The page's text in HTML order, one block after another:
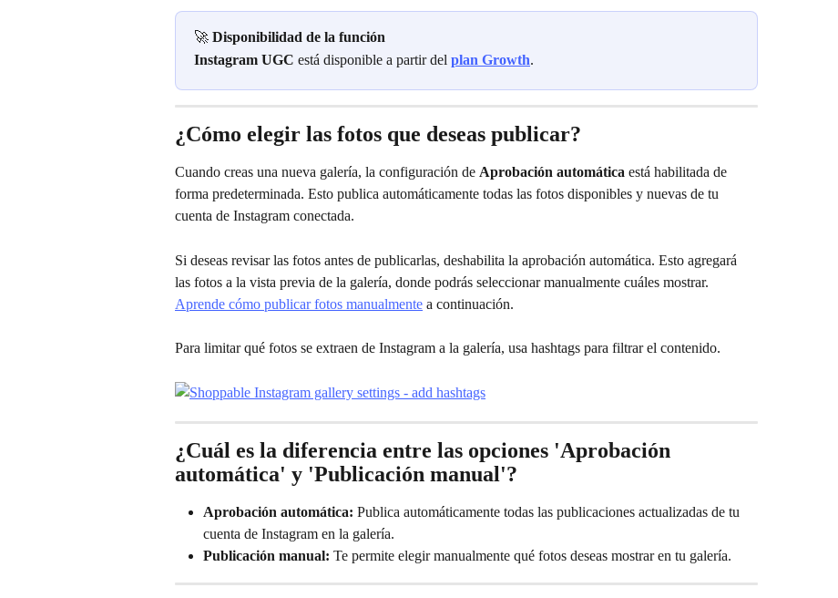
🚀 Disponibilidad de la función
Instagram UGC está disponible a partir del plan Growth.
¿Cómo elegir las fotos que deseas publicar?
Cuando creas una nueva galería, la configuración de Aprobación automática está habilitada de
forma predeterminada. Esto publica automáticamente todas las fotos disponibles y nuevas de tu
cuenta de Instagram conectada.
Si deseas revisar las fotos antes de publicarlas, deshabilita la aprobación automática. Esto agregará
las fotos a la vista previa de la galería, donde podrás seleccionar manualmente cuáles mostrar.
Aprende cómo publicar fotos manualmente a continuación.
Para limitar qué fotos se extraen de Instagram a la galería, usa hashtags para filtrar el contenido.
¿Cuál es la diferencia entre las opciones 'Aprobación
automática' y 'Publicación manual'?
Aprobación automática: Publica automáticamente todas las publicaciones actualizadas de tu
cuenta de Instagram en la galería.
Publicación manual: Te permite elegir manualmente qué fotos deseas mostrar en tu galería.